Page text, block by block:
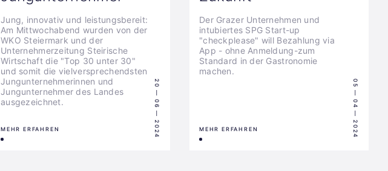
Jung, innovativ und leistungsbereit:
Am Mittwochabend wurden von der
WKO Steiermark und der
Unternehmerzeitung Steirische
Wirtschaft die "Top 30 unter 30"
und somit die vielversprechendsten
Jungunternehmerinnen und
Jungunternehmer des Landes
ausgezeichnet.
MEHR ERFAHREN 20 — 06 — 2024
Der Grazer Unternehmen und
intubiertes SPG Start-up
"checkplease" will Bezahlung via
App - ohne Anmeldung-zum
Standard in der Gastronomie
machen.
MEHR ERFAHREN 05 — 04 — 2024